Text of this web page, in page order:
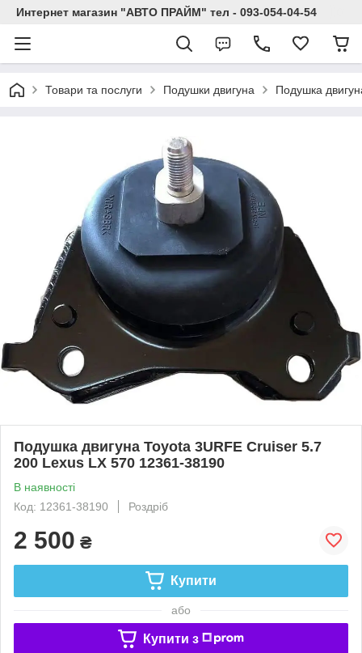
Интернет магазин "АВТО ПРАЙМ" тел - 093-054-04-54
Товари та послуги Подушки двигуна Подушка
Подушка двигуна Toyota 3URFE Cruiser 5.7
200 Lexus LX 570 12361-38190
В наявності
Код: 12361-38190
Роздріб
2 500 ₴
Купити
або
Купити з